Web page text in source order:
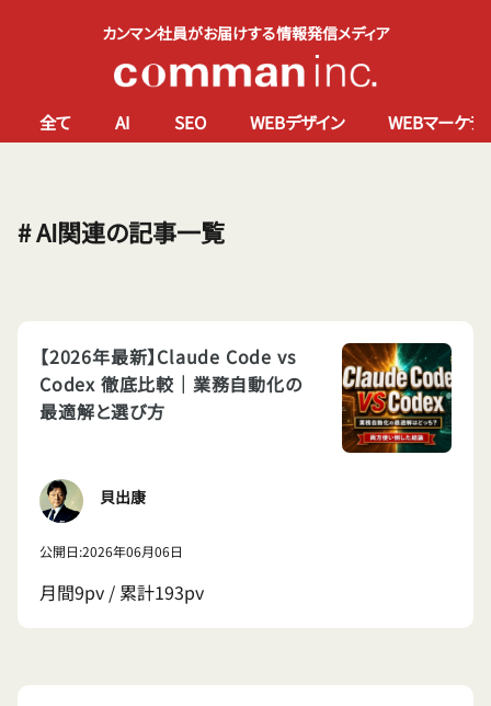
カンマン社員がお届けする情報発信メディア
全て AI SEO WEBデザイン WEBマーケテ
# AI関連の記事一覧
【2026年最新】Claude Code vs
Codex 徹底比較｜業務自動化の
最適解と選び方
貝出康
公開日:2026年06月06日
月間9pv / 累計193pv